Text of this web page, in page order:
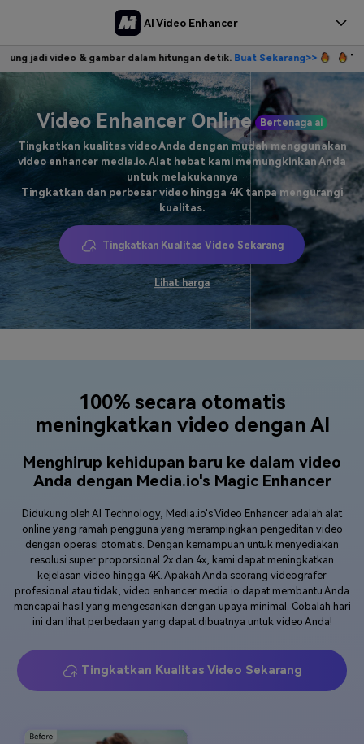
AI Video Enhancer
Harga
Daftar
video & gambar dalam hitungan detik.Buat Sekarang>> Tulis
Video Enhancer Online Bertenaga ai
Tingkatkan kualitas video Anda dengan mudah menggunakan
video enhancer media.io. Alat hebat kami memungkinkan Anda
untuk melakukannya
Tingkatkan dan perbesar video hingga 4K tanpa mengurangi
kualitas.
Tingkatkan Kualitas Video Sekarang
Lihat harga
100% secara otomatis
meningkatkan video dengan AI
Menghirup kehidupan baru ke dalam video
Anda dengan Media.io's Magic Enhancer
Didukung oleh AI Technology, Media.io's Video Enhancer adalah alat
online yang ramah pengguna yang merampingkan pengeditan video
dengan operasi otomatis. Dengan kemampuan untuk menyediakan
resolusi super proporsional 2x dan 4x, kami dapat meningkatkan
kejelasan video hingga 4K. Apakah Anda seorang videografer
profesional atau tidak, video enhancer media.io dapat membantu Anda
mencapai hasil yang mengesankan dengan upaya minimal. Cobalah hari
ini dan lihat perbedaan yang dapat dibuatnya untuk video Anda!
Tingkatkan Kualitas Video Sekarang